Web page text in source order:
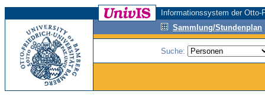
Informationssystem der
Sammlung/Stundenplan
Suche: